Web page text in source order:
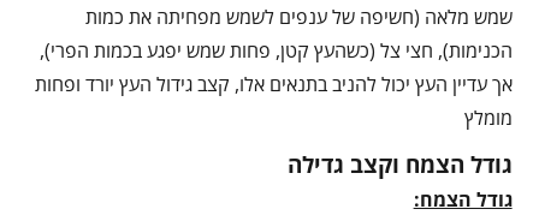
שמש מלאה (חשיפה של ענפים לשמש מפחיתה את כמות
הכנימות), חצי צל (כשהעץ קטן, פחות שמש יפגע בכמות הפרי),
אך עדיין העץ יכול להניב בתנאים אלו, קצב גידול העץ יורד ופחות
מומלץ
גודל הצמח וקצב גדילה
גודל הצמח: